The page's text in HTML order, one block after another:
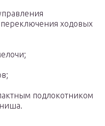
ходовых
подлокотником